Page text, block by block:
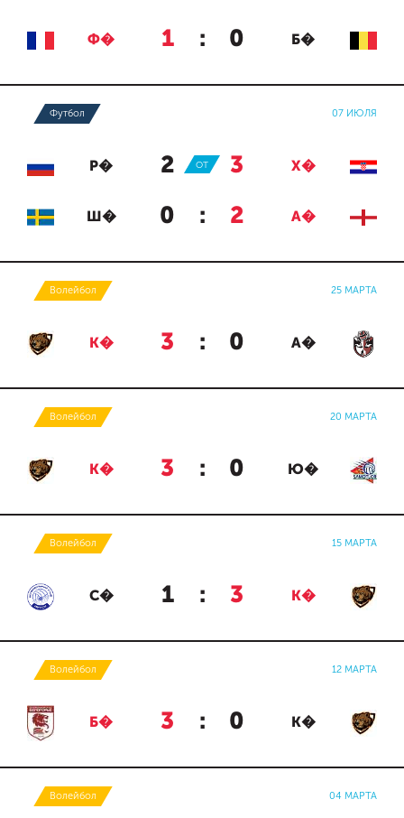
Ф� 1 : 0 Б�
Футбол 07 ИЮЛЯ
Р� 2 : 3 Х�
ОТ
Ш� 0 : 2 А�
Волейбол 25 МАРТА
К� 3 : 0 А�
Волейбол 20 МАРТА
К� 3 : 0 Ю�
Волейбол 15 МАРТА
С� 1 : 3 К�
Волейбол 12 МАРТА
Б� 3 : 0 К�
Волейбол 04 МАРТА